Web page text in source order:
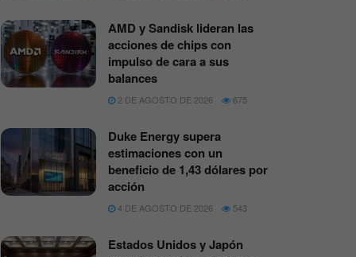
AMD y Sandisk lideran las
acciones de chips con
impulso de cara a sus
balances
2 DE AGOSTO DE 2026 675
Duke Energy supera
estimaciones con un
beneficio de 1,43 dólares por
acción
4 DE AGOSTO DE 2026 543
Estados Unidos y Japón